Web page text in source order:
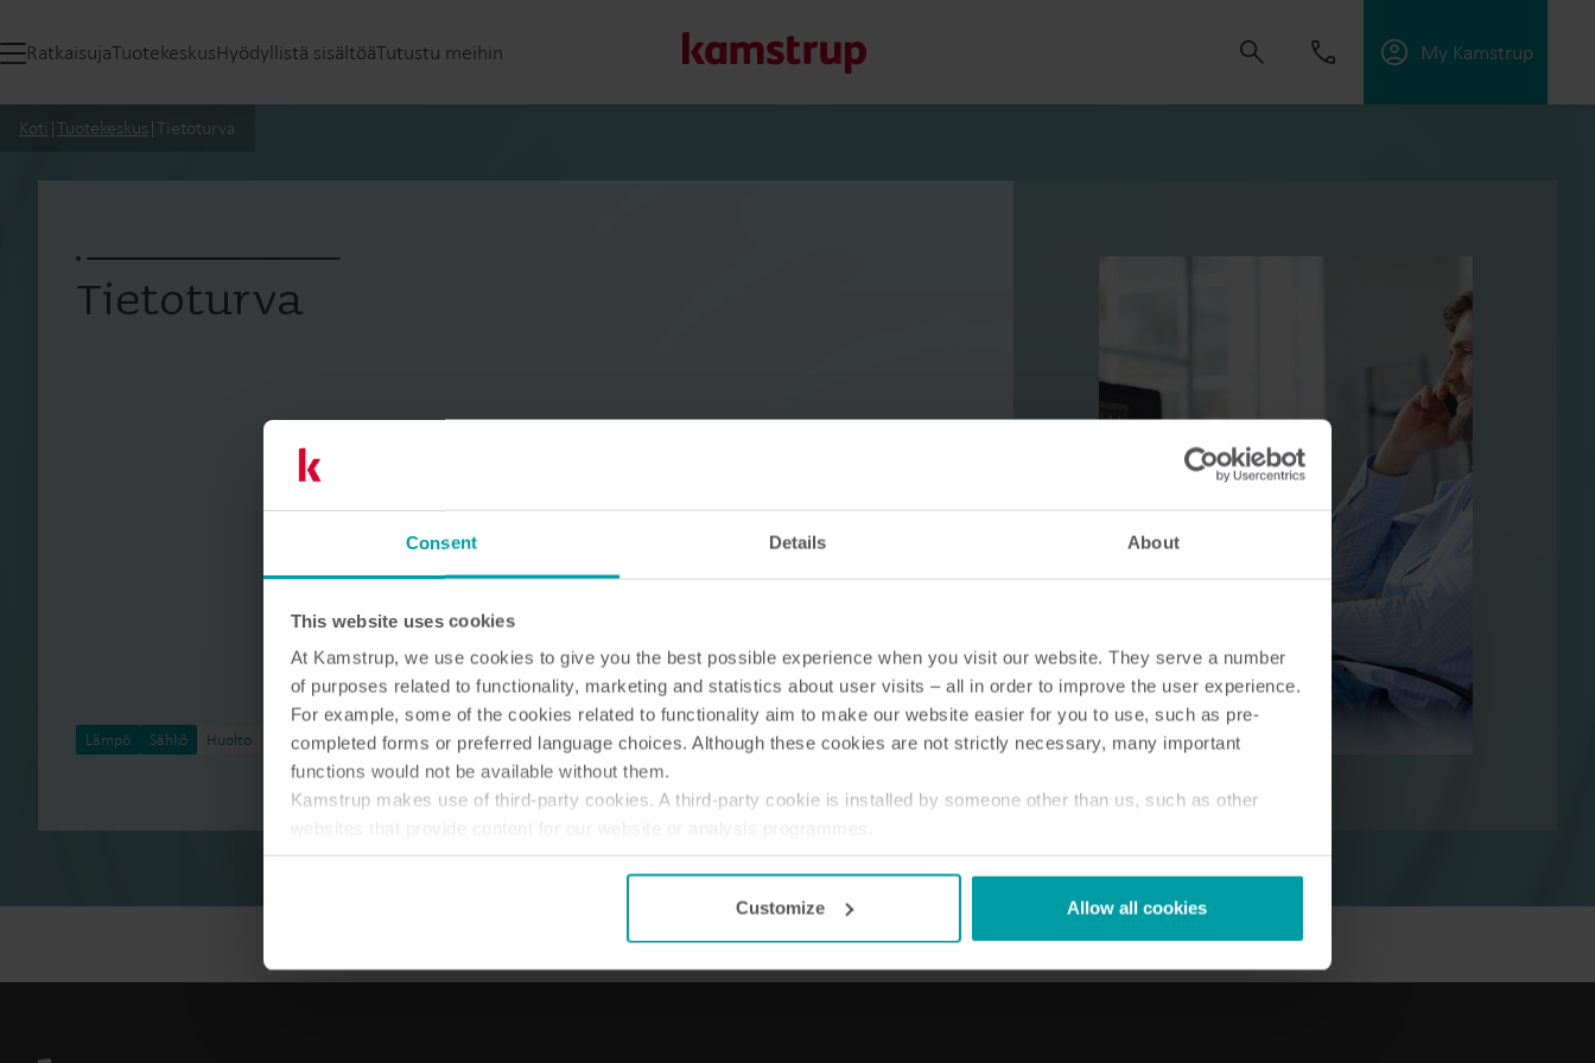
Consent Details About
This website uses cookies
At Kamstrup, we use cookies to give you the best possible experience when you visit our website. They serve a number
of purposes related to functionality, marketing and statistics about user visits – all in order to improve the user experience.
For example, some of the cookies related to functionality aim to make our website easier for you to use, such as pre-
completed forms or preferred language choices. Although these cookies are not strictly necessary, many important
functions would not be available without them.
Kamstrup makes use of third-party cookies. A third-party cookie is installed by someone other than us, such as other
You can at any time change or withdraw your consent from the Cookie Declarationhere.
Customize Allow all cookies
RatkaisujaTuotekeskusHyödyllistä sisältöäTutustu meihin My Kamstrup
Vesiratkaisut
Älykkäät vesiratkaisut
tarkkaan mittaukseen ja
tehokkaaseen hallintaan.
Lämpöratkaisut
Älykkäät lämpöratkaisut
tarkkaan mittaukseen ja
energiankäyttöön.
Sähköratkaisut
Edistykselliset sähköratkaisut
tarkkaan mittaukseen ja
energianhallintaan.
Koti |Tuotekeskus |Tietoturva
Tietoturva
Lämpö Sähkö Huolto